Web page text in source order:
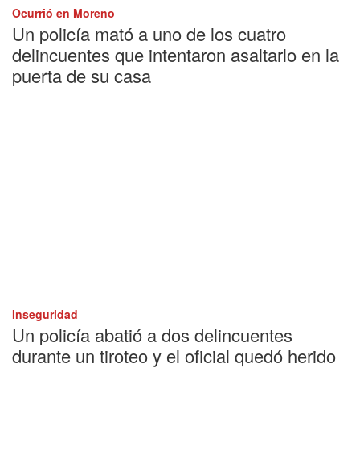
Ocurrió en Moreno
Un policía mató a uno de los cuatro
delincuentes que intentaron asaltarlo en la
puerta de su casa
Inseguridad
Un policía abatió a dos delincuentes
durante un tiroteo y el oficial quedó herido